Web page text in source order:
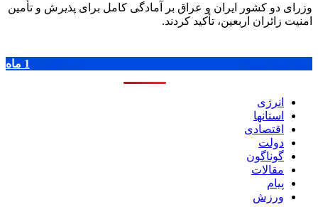
وزرای دو کشور ایران و عراق بر آمادگی کامل برای پذیرش و تأمین
امنیت زائران اربعین، تأکید کردند.
1 ماه
انرژی
استانها
اقتصادی
دولت
گوناگون
مقالات
پیام
ورزش